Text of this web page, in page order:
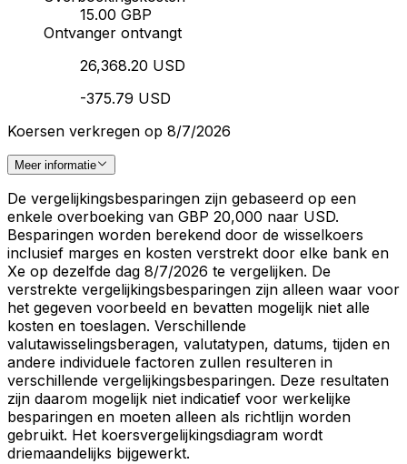
15.00 GBP
Ontvanger ontvangt
26,368.20 USD
-375.79 USD
Koersen verkregen op 8/7/2026
Meer informatie
De vergelijkingsbesparingen zijn gebaseerd op een
enkele overboeking van GBP 20,000 naar USD.
Besparingen worden berekend door de wisselkoers
inclusief marges en kosten verstrekt door elke bank en
Xe op dezelfde dag 8/7/2026 te vergelijken. De
verstrekte vergelijkingsbesparingen zijn alleen waar voor
het gegeven voorbeeld en bevatten mogelijk niet alle
kosten en toeslagen. Verschillende
valutawisselingsberagen, valutatypen, datums, tijden en
andere individuele factoren zullen resulteren in
verschillende vergelijkingsbesparingen. Deze resultaten
zijn daarom mogelijk niet indicatief voor werkelijke
besparingen en moeten alleen als richtlijn worden
gebruikt. Het koersvergelijkingsdiagram wordt
driemaandelijks bijgewerkt.